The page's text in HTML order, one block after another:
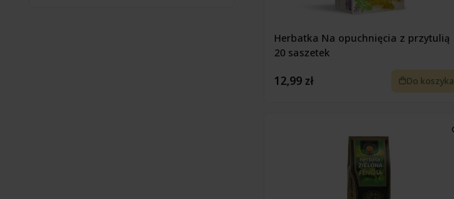
Herbatka Na opuchnięcia z przytulią
20 saszetek
12,99 zł Do koszyka